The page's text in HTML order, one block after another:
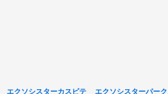
エクソシスターカスピテ エクソシスターパー